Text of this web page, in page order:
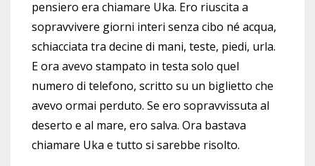
pensiero era chiamare Uka. Ero riuscita a
sopravvivere giorni interi senza cibo né acqua,
schiacciata tra decine di mani, teste, piedi, urla.
E ora avevo stampato in testa solo quel
numero di telefono, scritto su un biglietto che
avevo ormai perduto. Se ero sopravvissuta al
deserto e al mare, ero salva. Ora bastava
chiamare Uka e tutto si sarebbe risolto.